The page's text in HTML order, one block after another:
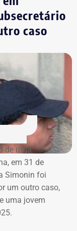
obter a
e a
a publicar
30 dias, além de
ter suportado
O município
também
caso
de uma
em 31 de
Simonin foi
um outro caso,
uma jovem